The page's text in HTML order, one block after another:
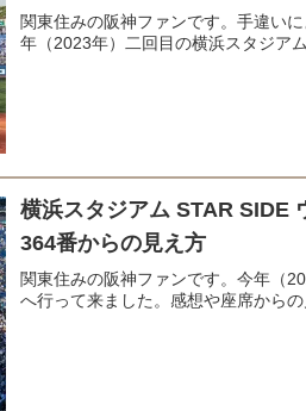
関東住みの阪神ファンです。手違い
年（2023年）二回目の横浜スタジア
横浜スタジアム STAR SIDE
364番からの見え方
関東住みの阪神ファンです。今年（
へ行って来ました。感想や座席から